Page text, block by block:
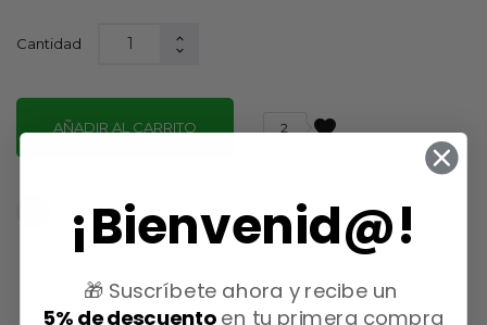
Cantidad
AÑADIR AL CARRITO favorite
2
En stock
¡Bienvenid@!
🎁 Suscríbete ahora y recibe un
5% de descuentoen tu primera compra